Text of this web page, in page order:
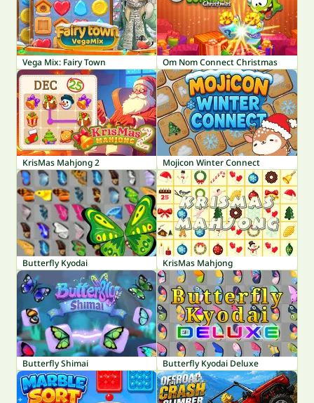
Vega Mix: Fairy Town Om Nom Connect Christmas
KrisMas Mahjong 2 Mojicon Winter Connect
Butterfly Kyodai KrisMas Mahjong
Butterfly Shimai Butterfly Kyodai Deluxe